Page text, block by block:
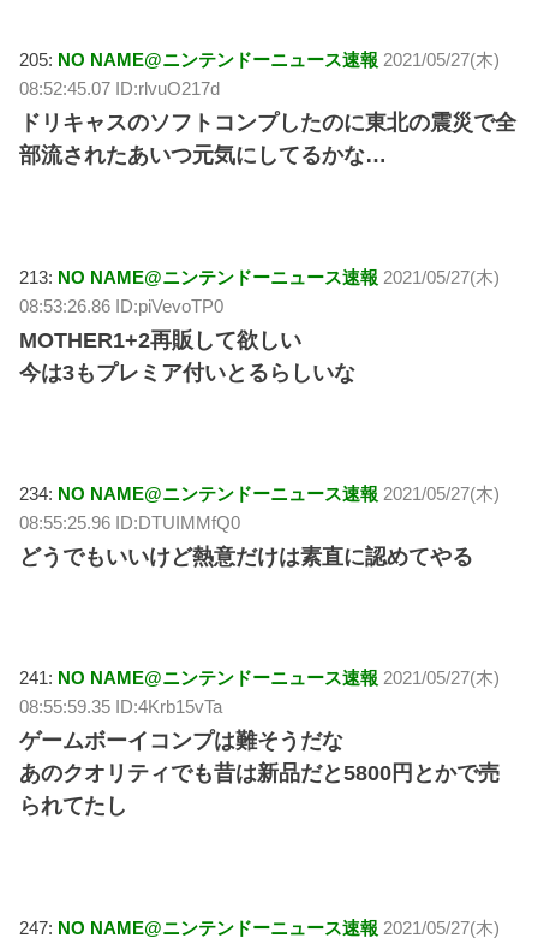
205: NO NAME@ニンテンドーニュース速報 2021/05/27(木)
08:52:45.07 ID:rlvuO217d
ドリキャスのソフトコンプしたのに東北の震災で全
部流されたあいつ元気にしてるかな…
213: NO NAME@ニンテンドーニュース速報 2021/05/27(木)
08:53:26.86 ID:piVevoTP0
MOTHER1+2再販して欲しい
今は3もプレミア付いとるらしいな
234: NO NAME@ニンテンドーニュース速報 2021/05/27(木)
08:55:25.96 ID:DTUIMMfQ0
どうでもいいけど熱意だけは素直に認めてやる
241: NO NAME@ニンテンドーニュース速報 2021/05/27(木)
08:55:59.35 ID:4Krb15vTa
ゲームボーイコンプは難そうだな
あのクオリティでも昔は新品だと5800円とかで売
られてたし
247: NO NAME@ニンテンドーニュース速報 2021/05/27(木)